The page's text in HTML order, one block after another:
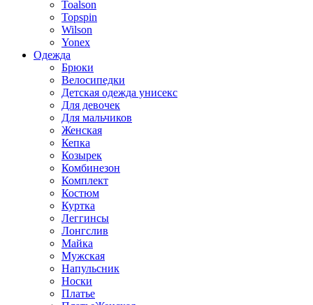
Toalson
Topspin
Wilson
Yonex
Одежда
Брюки
Велосипедки
Детская одежда унисекс
Для девочек
Для мальчиков
Женская
Кепка
Козырек
Комбинезон
Комплект
Костюм
Куртка
Леггинсы
Лонгслив
Майка
Мужская
Напульсник
Носки
Платье